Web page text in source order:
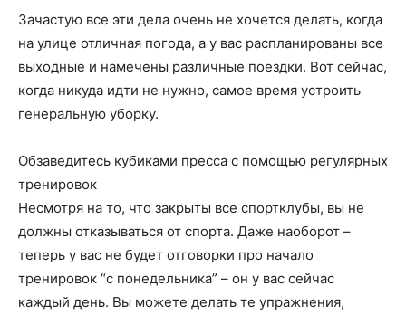
Зачастую все эти дела очень не хочется делать, когда
на улице отличная погода, а у вас распланированы все
выходные и намечены различные поездки. Вот сейчас,
когда никуда идти не нужно, самое время устроить
генеральную уборку.
Обзаведитесь кубиками пресса с помощью регулярных
тренировок
Несмотря на то, что закрыты все спортклубы, вы не
должны отказываться от спорта. Даже наоборот –
теперь у вас не будет отговорки про начало
тренировок “с понедельника” – он у вас сейчас
каждый день. Вы можете делать те упражнения,